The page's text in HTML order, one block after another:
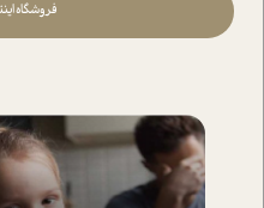
فروشگاه